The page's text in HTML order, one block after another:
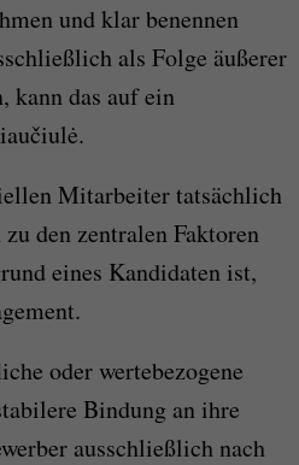
und klar benennen
als Folge äußerer
kann das auf ein
Mitarbeiter tatsächlich
den zentralen Faktoren
eines Kandidaten ist,
oder wertebezogene
Bindung an ihre
ausschließlich nach